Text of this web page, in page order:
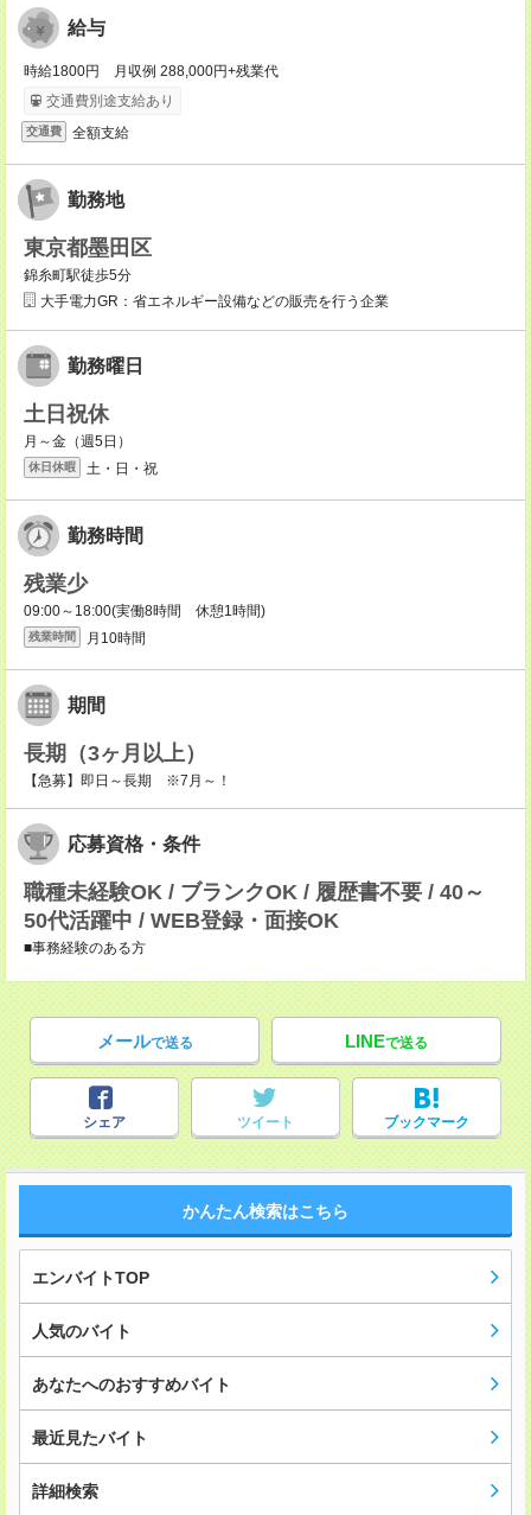
給与
時給1800円 月収例 288,000円+残業代
交通費別途支給あり
交通費 全額支給
勤務地
東京都墨田区
錦糸町駅徒歩5分
大手電力GR：省エネルギー設備などの販売を行う企業
勤務曜日
土日祝休
月～金（週5日）
休日休暇 土・日・祝
勤務時間
残業少
09:00～18:00(実働8時間 休憩1時間)
残業時間 月10時間
期間
長期（3ヶ月以上）
【急募】即日～長期 ※7月～！
応募資格・条件
職種未経験OK / ブランクOK / 履歴書不要 / 40～
50代活躍中 / WEB登録・面接OK
■事務経験のある方
メールで送る LINEで送る
シェア ツイート ブックマーク
かんたん検索はこちら
エンバイトTOP
人気のバイト
あなたへのおすすめバイト
最近見たバイト
詳細検索